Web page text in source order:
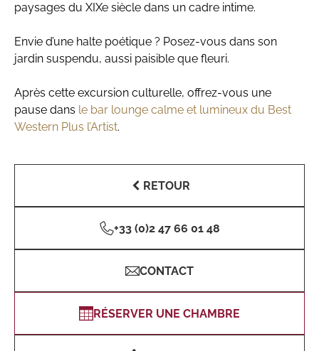
paysages du XIXe siècle dans un cadre intime.
Envie d’une halte poétique ? Posez-vous dans son
jardin suspendu, aussi paisible que fleuri.
Après cette excursion culturelle, offrez-vous une
pause dans le bar lounge calme et lumineux du Best
Western Plus l’Artist.
RETOUR
+33 (0)2 47 66 01 48
CONTACT
RÉSERVER UNE CHAMBRE